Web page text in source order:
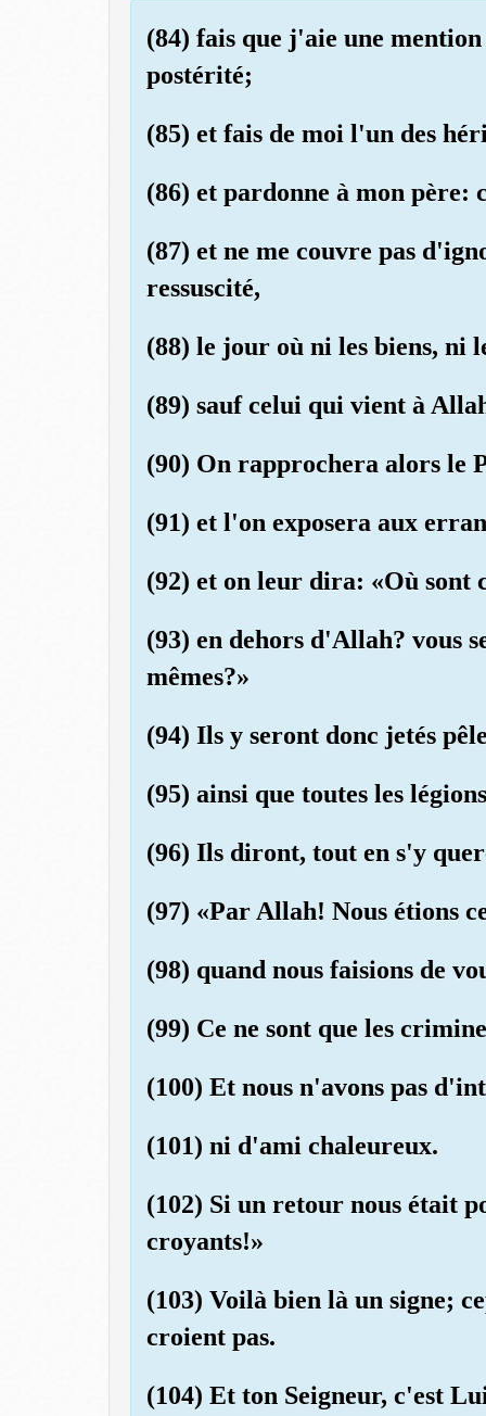
(84) fais que j'aie une
postérité;
(85) et fais de moi l'un des
(86) et pardonne à mon père:
(87) et ne me couvre pas
ressuscité,
(88) le jour où ni les biens, ni
(89) sauf celui qui vient à
(90) On rapprochera alors le
(91) et l'on exposera aux
(92) et on leur dira: «Où sont
(93) en dehors d'Allah? vous
mêmes?»
(94) Ils y seront donc jetés
(95) ainsi que toutes les
(96) Ils diront, tout en s'y
(97) «Par Allah! Nous étions
(98) quand nous faisions de
(99) Ce ne sont que les
(100) Et nous n'avons pas
(101) ni d'ami chaleureux.
(102) Si un retour nous était
croyants!»
(103) Voilà bien là un signe;
croient pas.
(104) Et ton Seigneur, c'est